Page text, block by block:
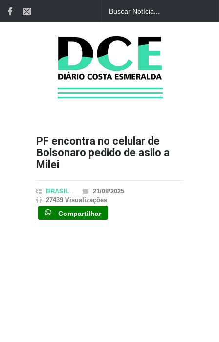
PF encontra no celular de
Bolsonaro pedido de asilo a
Milei
BRASIL -
21/08/2025
27439 Visualizações
Compartilhar